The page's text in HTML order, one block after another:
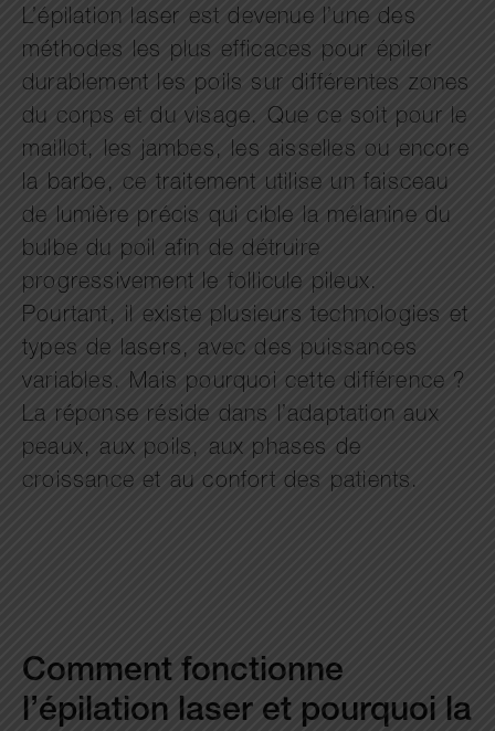
L’épilation laser est devenue l’une des
méthodes les plus efficaces pour épiler
durablement les poils sur différentes zones
du corps et du visage. Que ce soit pour le
maillot, les jambes, les aisselles ou encore
la barbe, ce traitement utilise un faisceau
de lumière précis qui cible la mélanine du
bulbe du poil afin de détruire
progressivement le follicule pileux.
Pourtant, il existe plusieurs technologies et
types de lasers, avec des puissances
variables. Mais pourquoi cette différence ?
La réponse réside dans l’adaptation aux
peaux, aux poils, aux phases de
croissance et au confort des patients.
Comment fonctionne
l’épilation laser et pourquoi la